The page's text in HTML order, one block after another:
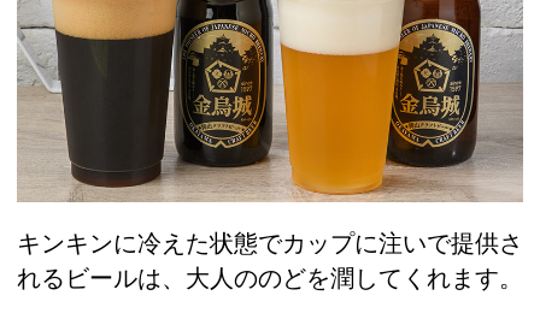
キンキンに冷えた状態でカップに注いで提供さ
れるビールは、大人ののどを潤してくれます。